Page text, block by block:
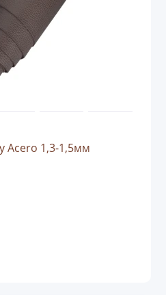
Acero 1,3-1,5мм